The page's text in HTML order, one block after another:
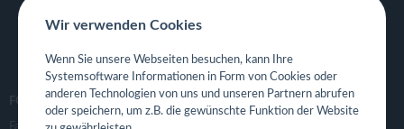
Eigene App für Restaurant
FOLGE UNS
Facebook
Wir verwenden Cookies
Wenn Sie unsere Webseiten besuchen, kann Ihre
Systemsoftware Informationen in Form von Cookies oder
anderen Technologien von uns und unseren Partnern abrufen
oder speichern, um z.B. die gewünschte Funktion der Website